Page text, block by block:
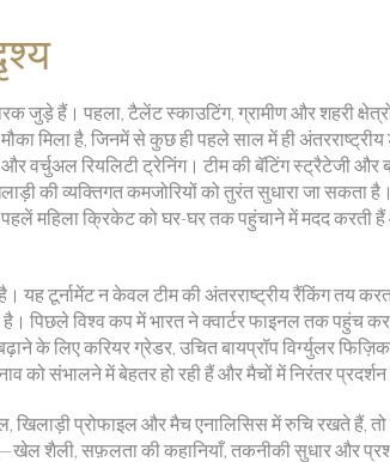
जुड़े हैं। पहला, टैलेंट स्काउटिंग, ग्रामीण और शहरी
मिला है, जिनमें से कुछ ही पहले साल में ही
वर्चुअल रियलिटी ट्रेनिंग। टीम की बॅटिंग स्ट्रैटेजी और
की व्यक्तिगत कमजोरियों को तुरंत सुधारा जा सकता
महिला क्रिकेट को घर-घर तक पहुंचाने में मदद करती
यह टूर्नामेंट न केवल टीम की अंतरराष्ट्रीय रैंकिंग तय
पिछले विश्व कप में भारत ने क्वार्टर फाइनल तक पहुंच कर
के लिए करियर ग्रेडर, उचित बायप्रॉप विर्ग्युलर
को संभालने में बेहतर हो रही हैं और मैचों में निरंतर प्रदर्शन
खिलाड़ी प्रोफाइल और मैच एनालिसिस में रुचि रखते हैं, तो
शैली, सफ़लता की कहानियाँ, तकनीकी सुधार और